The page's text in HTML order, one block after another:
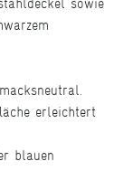
sowie
erleichtert
blauen